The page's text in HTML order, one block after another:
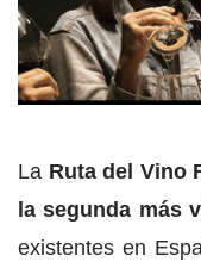
La Ruta del Vino
la segunda más
existentes en